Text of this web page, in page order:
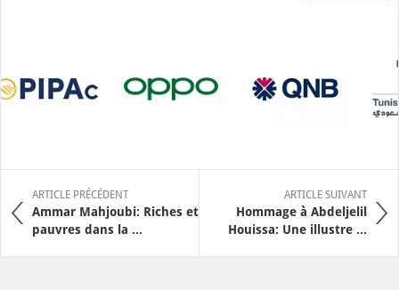
ARTICLE PRÉCÉDENT
Ammar Mahjoubi: Riches et
pauvres dans la ...
ARTICLE SUIVANT
Hommage à Abdeljelil
Houissa: Une illustre ...